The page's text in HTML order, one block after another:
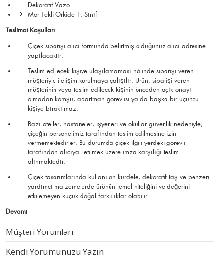
Dekoratif Vazo
Mor Tekli Orkide 1. Sınıf
Teslimat Koşulları
Çiçek siparişi alıcı formunda belirtmiş olduğunuz alıcı adresine
yapılacaktır.
Teslim edilecek kişiye ulaşılamaması hâlinde siparişi veren
müşteriyle iletişim kurulmaya çalışılır. Ürün, siparişi veren
müşterinin veya teslim edilecek kişinin önceden açık onayı
olmadan komşu, apartman görevlisi ya da başka bir üçüncü
kişiye bırakılmaz.
Bazı oteller, hastaneler, işyerleri ve okullar güvenlik nedeniyle,
çiçeğin personelimiz tarafından teslim edilmesine izin
vermemektedirler. Bu durumda çiçek ilgili yerdeki görevli
tarafından alıcıya iletilmek üzere imza karşılığı teslim
alınmaktadır.
Çiçek tasarımlarında kullanılan kurdele, dekoratif taş ve benzeri
yardımcı malzemelerde ürünün temel niteliğini ve değerini
etkilemeyen küçük doğal farklılıklar olabilir.
Devamı
Müşteri Yorumları
Kendi Yorumunuzu Yazın